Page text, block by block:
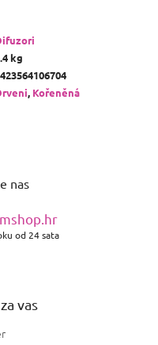
kg
, Kořeněná
nas
od 24 sata
vas